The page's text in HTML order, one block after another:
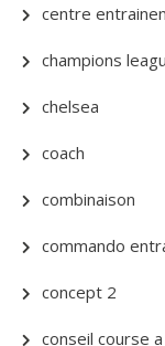
centre
champions
chelsea
coach
combinaison
commando
concept 2
conseil course